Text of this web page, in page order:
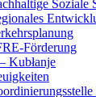
Soziale
Förderung
Kubłanje